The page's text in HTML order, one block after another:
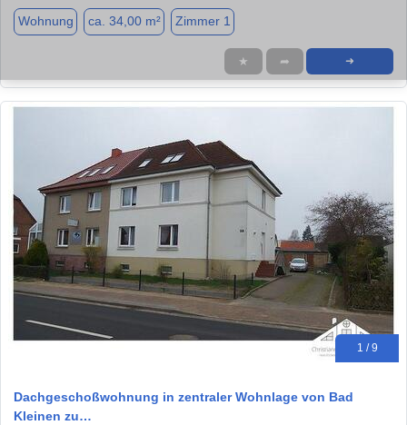
Wohnung ca. 34,00 m² Zimmer 1
★ ➦ ➜
1 / 9
Dachgeschoßwohnung in zentraler Wohnlage von Bad
Kleinen zu…